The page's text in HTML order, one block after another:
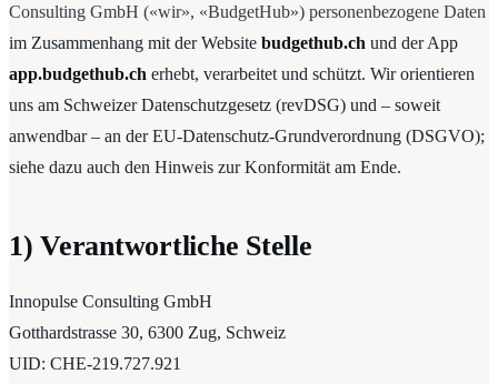
Consulting GmbH («wir», «BudgetHub») personenbezogene Daten
im Zusammenhang mit der Website budgethub.ch und der App
app.budgethub.ch erhebt, verarbeitet und schützt. Wir orientieren
uns am Schweizer Datenschutzgesetz (revDSG) und – soweit
anwendbar – an der EU-Datenschutz-Grundverordnung (DSGVO);
siehe dazu auch den Hinweis zur Konformität am Ende.
1) Verantwortliche Stelle
Innopulse Consulting GmbH
Gotthardstrasse 30, 6300 Zug, Schweiz
UID: CHE-219.727.921